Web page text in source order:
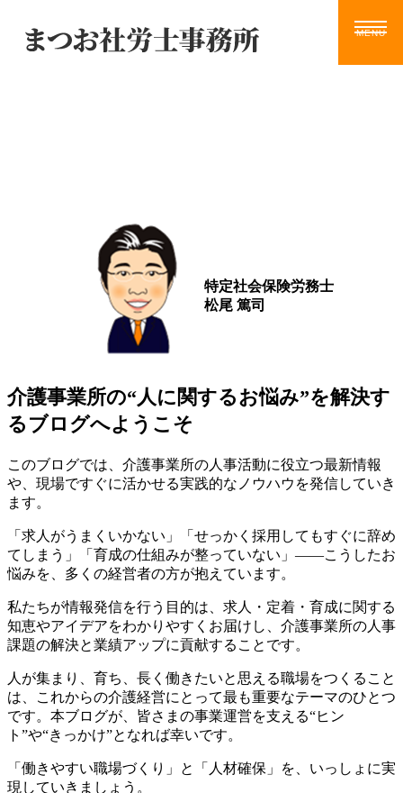
特定社会保険労務士
松尾 篤司
介護事業所の“人に関するお悩み”を解決す
るブログへようこそ
このブログでは、介護事業所の人事活動に役立つ最新情報
や、現場ですぐに活かせる実践的なノウハウを発信していき
ます。
「求人がうまくいかない」「せっかく採用してもすぐに辞め
てしまう」「育成の仕組みが整っていない」――こうしたお
悩みを、多くの経営者の方が抱えています。
私たちが情報発信を行う目的は、求人・定着・育成に関する
知恵やアイデアをわかりやすくお届けし、介護事業所の人事
課題の解決と業績アップに貢献することです。
人が集まり、育ち、長く働きたいと思える職場をつくること
は、これからの介護経営にとって最も重要なテーマのひとつ
です。本ブログが、皆さまの事業運営を支える“ヒン
ト”や“きっかけ”となれば幸いです。
「働きやすい職場づくり」と「人材確保」を、いっしょに実
現していきましょう。